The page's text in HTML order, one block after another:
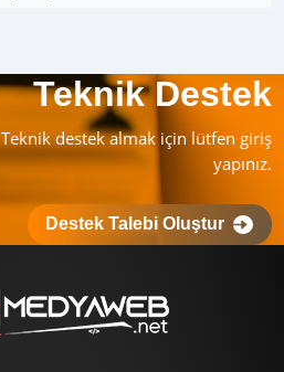
Teknik Destek
Teknik destek almak için lütfen giriş
yapınız.
Destek Talebi Oluştur